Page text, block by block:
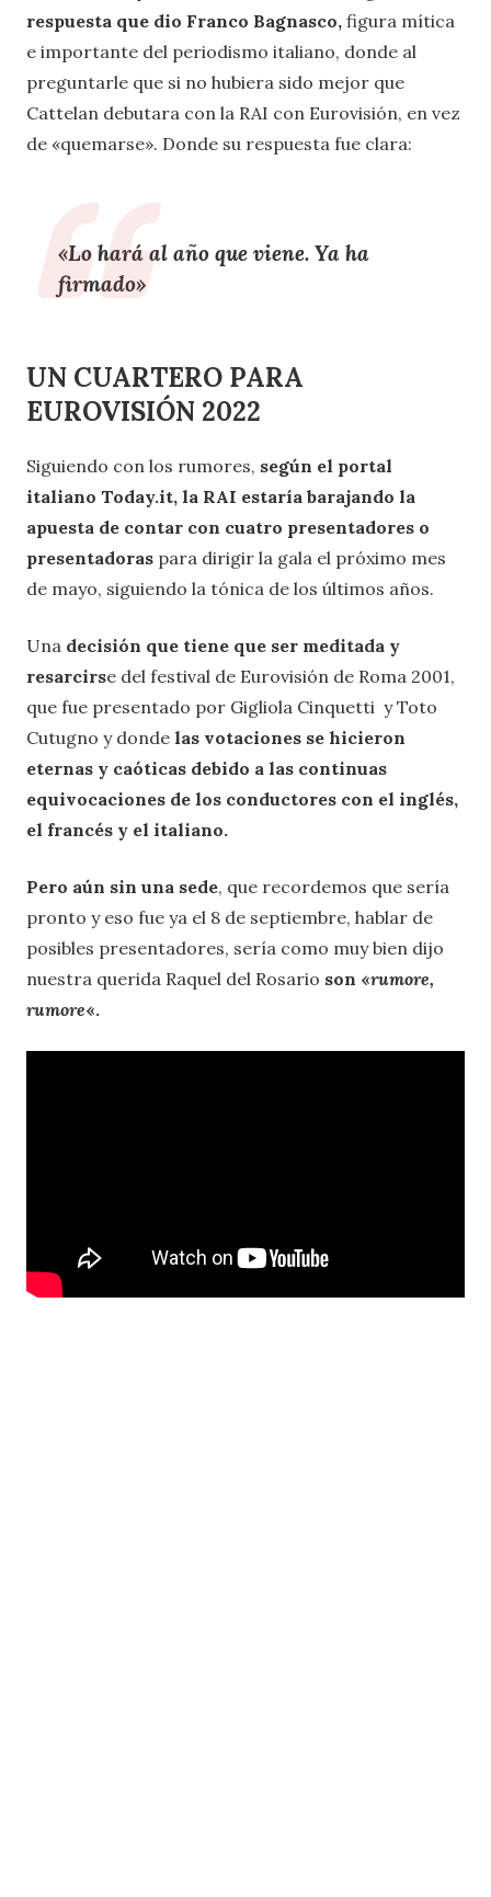
respuesta que dio Franco Bagnasco, figura mítica
e importante del periodismo italiano, donde al
preguntarle que si no hubiera sido mejor que
Cattelan debutara con la RAI con Eurovisión, en vez
de «quemarse». Donde su respuesta fue clara:
«Lo hará al año que viene. Ya ha
firmado»
UN CUARTERO PARA
EUROVISIÓN 2022
Siguiendo con los rumores, según el portal
italiano Today.it, la RAI estaría barajando la
apuesta de contar con cuatro presentadores o
presentadoras para dirigir la gala el próximo mes
de mayo, siguiendo la tónica de los últimos años.
Una decisión que tiene que ser meditada y
resarcirse del festival de Eurovisión de Roma 2001,
que fue presentado por Gigliola Cinquetti y Toto
Cutugno y donde las votaciones se hicieron
eternas y caóticas debido a las continuas
equivocaciones de los conductores con el inglés,
el francés y el italiano.
Pero aún sin una sede, que recordemos que sería
pronto y eso fue ya el 8 de septiembre, hablar de
posibles presentadores, sería como muy bien dijo
nuestra querida Raquel del Rosario son «rumore,
rumore«.